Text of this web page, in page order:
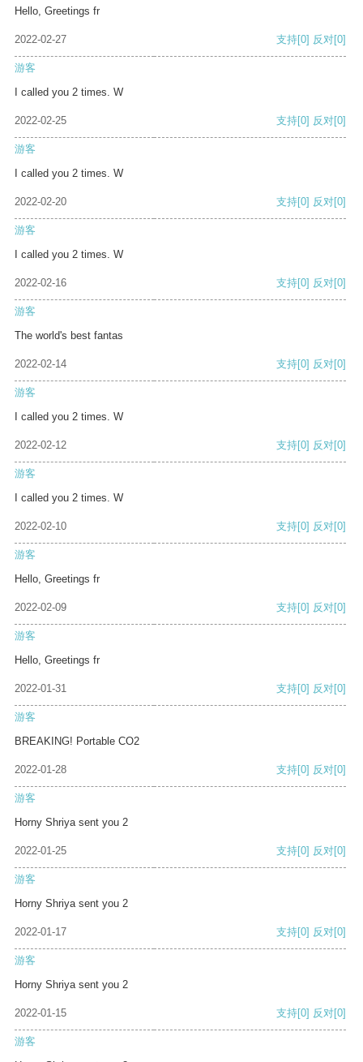
Hello, Greetings fr
2022-02-27 支持[0] 反对[0]
游客
I called you 2 times. W
2022-02-25 支持[0] 反对[0]
游客
I called you 2 times. W
2022-02-20 支持[0] 反对[0]
游客
I called you 2 times. W
2022-02-16 支持[0] 反对[0]
游客
The world's best fantas
2022-02-14 支持[0] 反对[0]
游客
I called you 2 times. W
2022-02-12 支持[0] 反对[0]
游客
I called you 2 times. W
2022-02-10 支持[0] 反对[0]
游客
Hello, Greetings fr
2022-02-09 支持[0] 反对[0]
游客
Hello, Greetings fr
2022-01-31 支持[0] 反对[0]
游客
BREAKING! Portable CO2
2022-01-28 支持[0] 反对[0]
游客
Horny Shriya sent you 2
2022-01-25 支持[0] 反对[0]
游客
Horny Shriya sent you 2
2022-01-17 支持[0] 反对[0]
游客
Horny Shriya sent you 2
2022-01-15 支持[0] 反对[0]
游客